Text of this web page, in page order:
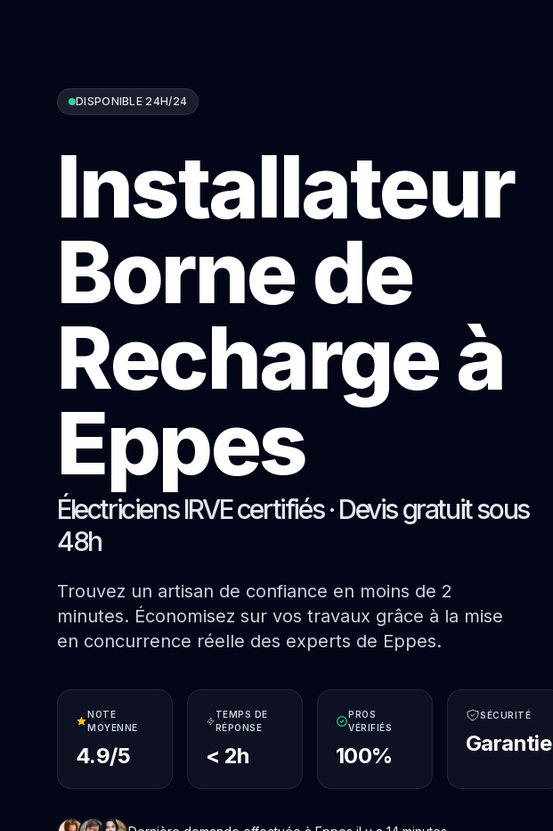
DISPONIBLE 24H/24
Installateur
Borne de
Recharge à
Eppes
Électriciens IRVE certifiés · Devis gratuit sous
48h
Trouvez un artisan de confiance en moins de 2
minutes. Économisez sur vos travaux grâce à la mise
en concurrence réelle des experts de Eppes.
NOTE
MOYENNE
4.9/5
TEMPS DE
RÉPONSE
< 2h
PROS
VÉRIFIÉS
100%
SÉCURITÉ
Garantie